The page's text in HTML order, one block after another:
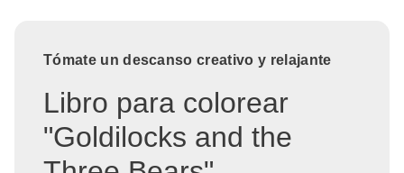
Tómate un descanso creativo y relajante
Libro para colorear
"Goldilocks and the